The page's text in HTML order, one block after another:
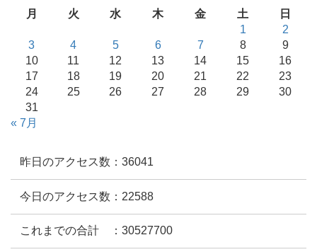
月
火 水 木 金 土
日
1
2
3
4 5 6 7 8
9
10
11 12 13 14 15
16
17
18 19 20 21 22
23
24
25 26 27 28 29
30
31
« 7月
昨日のアクセス数：36041
今日のアクセス数：22588
これまでの合計 ：30527700